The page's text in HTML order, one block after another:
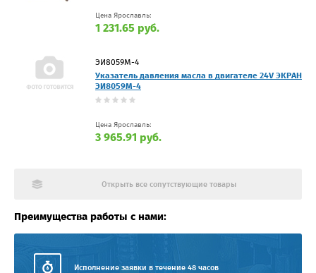
Цена Ярославль:
1 231.65 руб.
ЭИ8059М-4
Указатель давления масла в двигателе 24V ЭКРАН
ЭИ8059М-4
Цена Ярославль:
3 965.91 руб.
Открыть все сопутствующие товары
Преимущества работы с нами:
Исполнение заявки в течение 48 часов